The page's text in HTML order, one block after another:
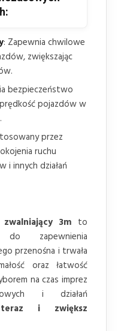
: Zapewnia chwilowe
zwiększając
bezpieczeństwo
pojazdów w
przez
ruchu
i innych działań
3m to
do zapewnienia
przenośna i trwała
oraz łatwość
na czas imprez
i działań
i zwiększ